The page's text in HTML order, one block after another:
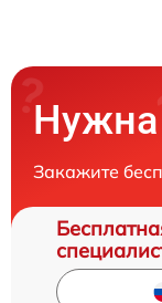
Нужна
Закажите